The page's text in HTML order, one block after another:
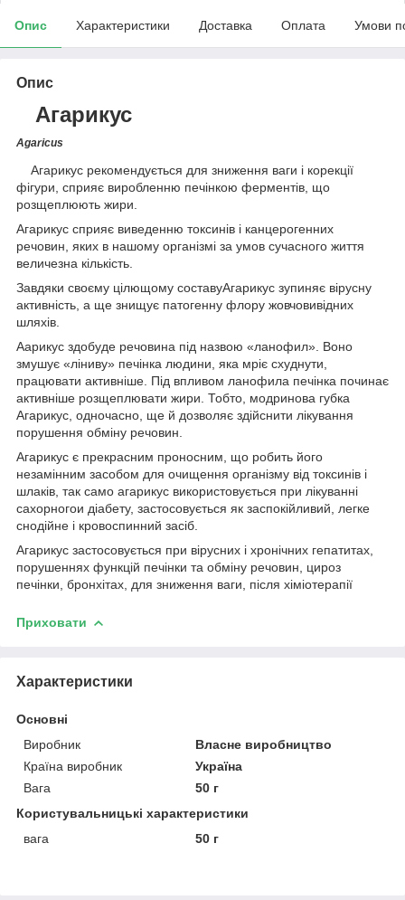
Опис Характеристики Доставка Оплата Умови
Опис
Агарикус
Agaricus
Агарикус рекомендується для зниження ваги і корекції
фігури, сприяє виробленню печінкою ферментів, що
розщеплюють жири.
Агарикус сприяє виведенню токсинів і канцерогенних
речовин, яких в нашому організмі за умов сучасного життя
величезна кількість.
Завдяки своєму цілющому составуАгарикус зупиняє вірусну
активність, а ще знищує патогенну флору жовчовивідних
шляхів.
Аарикус здобуде речовина під назвою «ланофил». Воно
змушує «ліниву» печінка людини, яка мріє схуднути,
працювати активніше. Під впливом ланофила печінка починає
активніше розщеплювати жири. Тобто, модринова губка
Агарикус, одночасно, ще й дозволяє здійснити лікування
порушення обміну речовин.
Агарикус є прекрасним проносним, що робить його
незамінним засобом для очищення організму від токсинів і
шлаків, так само агарикус використовується при лікуванні
сахорногои діабету, застосовується як заспокійливий, легке
снодійне і кровоспинний засіб.
Агарикус застосовується при вірусних і хронічних гепатитах,
порушеннях функцій печінки та обміну речовин, цироз
печінки, бронхітах, для зниження ваги, після хіміотерапії
Приховати
Характеристики
Основні
Виробник
Власне виробництво
Країна виробник
Україна
Вага
50 г
Користувальницькі характеристики
вага
50 г